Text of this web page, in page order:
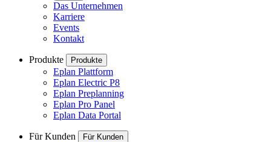
Das Unternehmen
Karriere
Events
Kontakt
Produkte Produkte
Eplan Plattform
Eplan Electric P8
Eplan Preplanning
Eplan Pro Panel
Eplan Data Portal
Für Kunden Für Kunden